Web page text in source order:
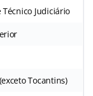
Judiciário
Tocantins)